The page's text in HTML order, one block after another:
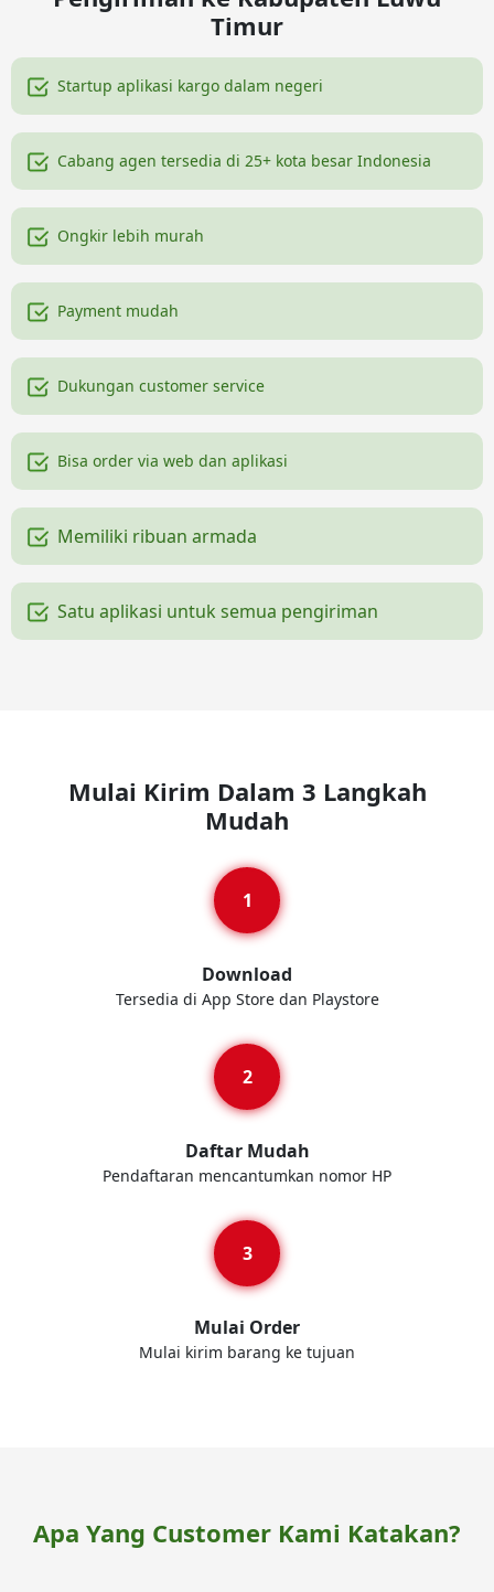
Timur
Startup aplikasi kargo dalam negeri
Cabang agen tersedia di 25+ kota besar Indonesia
Ongkir lebih murah
Payment mudah
Dukungan customer service
Bisa order via web dan aplikasi
Memiliki ribuan armada
Satu aplikasi untuk semua pengiriman
Mulai Kirim Dalam 3 Langkah
Mudah
Download
Tersedia di App Store dan Playstore
Daftar Mudah
Pendaftaran mencantumkan nomor HP
Mulai Order
Mulai kirim barang ke tujuan
Apa Yang Customer Kami Katakan?